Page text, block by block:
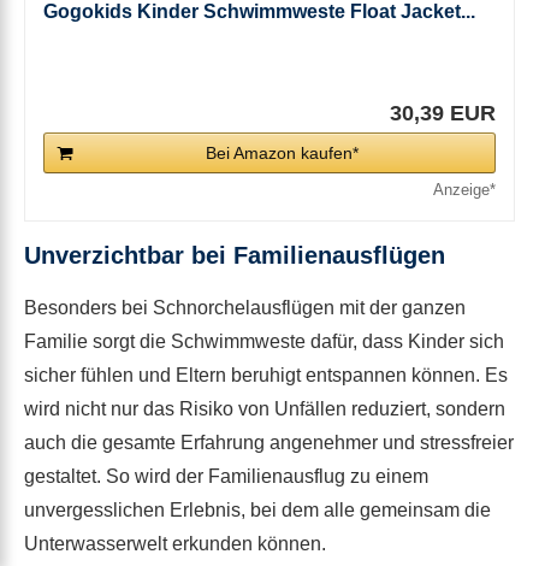
Gogokids Kinder Schwimmweste Float Jacket...
30,39 EUR
Bei Amazon kaufen*
Unverzichtbar bei Familienausflügen
Besonders bei Schnorchelausflügen mit der ganzen
Familie sorgt die Schwimmweste dafür, dass Kinder sich
sicher fühlen und Eltern beruhigt entspannen können. Es
wird nicht nur das Risiko von Unfällen reduziert, sondern
auch die gesamte Erfahrung angenehmer und stressfreier
gestaltet. So wird der Familienausflug zu einem
unvergesslichen Erlebnis, bei dem alle gemeinsam die
Unterwasserwelt erkunden können.